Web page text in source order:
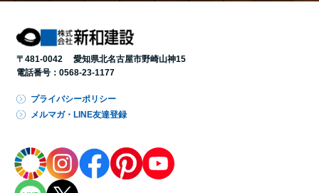
〒481-0042 愛知県北名古屋市野崎山神15
電話番号： 0568-23-1177
プライバシーポリシー
メルマガ・LINE友達登録